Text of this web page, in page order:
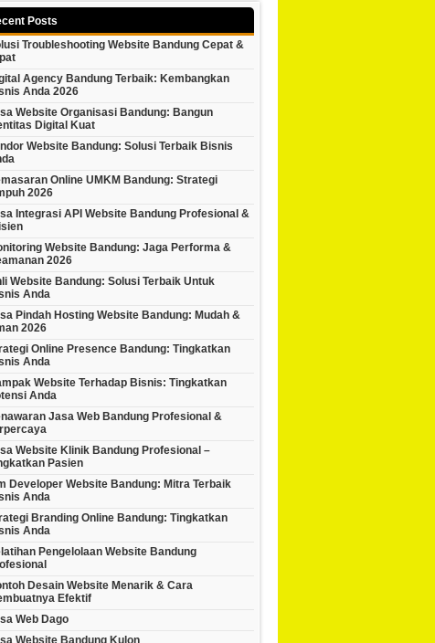
Posts
Troubleshooting Website Bandung Cepat &
Agency Bandung Terbaik: Kembangkan
Anda 2026
Website Organisasi Bandung: Bangun
Digital Kuat
Website Bandung: Solusi Terbaik Bisnis
Online UMKM Bandung: Strategi
2026
Integrasi API Website Bandung Profesional &
Website Bandung: Jaga Performa &
2026
Website Bandung: Solusi Terbaik Untuk
Anda
Pindah Hosting Website Bandung: Mudah &
2026
Online Presence Bandung: Tingkatkan
Anda
Website Terhadap Bisnis: Tingkatkan
Anda
Jasa Web Bandung Profesional &
Website Klinik Bandung Profesional –
Pasien
Developer Website Bandung: Mitra Terbaik
Anda
Branding Online Bandung: Tingkatkan
Anda
Pengelolaan Website Bandung
Desain Website Menarik & Cara
Efektif
Web Dago